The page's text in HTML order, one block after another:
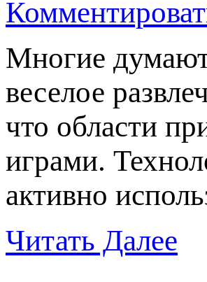
Многие
веселое
что области
играми.
активно
Читать Далее